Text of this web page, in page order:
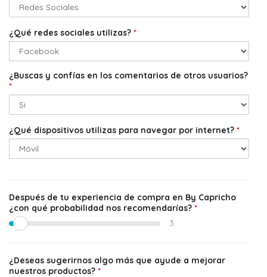
¿Qué redes sociales utilizas? *
¿Buscas y confías en los comentarios de otros usuarios?
*
¿Qué dispositivos utilizas para navegar por internet? *
Después de tu experiencia de compra en By Capricho
¿con qué probabilidad nos recomendarías? *
3
¿Deseas sugerirnos algo más que ayude a mejorar
nuestros productos? *